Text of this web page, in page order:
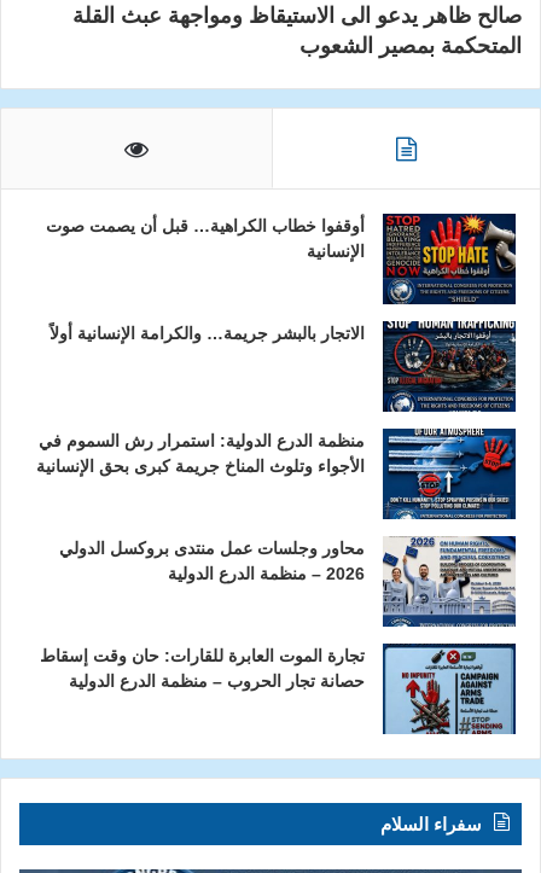
صالح ظاهر يدعو الى الاستيقاظ ومواجهة عبث القلة
المتحكمة بمصير الشعوب
أوقفوا خطاب الكراهية… قبل أن يصمت صوت
الإنسانية
الاتجار بالبشر جريمة… والكرامة الإنسانية أولاً
منظمة الدرع الدولية: استمرار رش السموم في
الأجواء وتلوث المناخ جريمة كبرى بحق الإنسانية
محاور وجلسات عمل منتدى بروكسل الدولي
2026 – منظمة الدرع الدولية
تجارة الموت العابرة للقارات: حان وقت إسقاط
حصانة تجار الحروب – منظمة الدرع الدولية
سفراء السلام